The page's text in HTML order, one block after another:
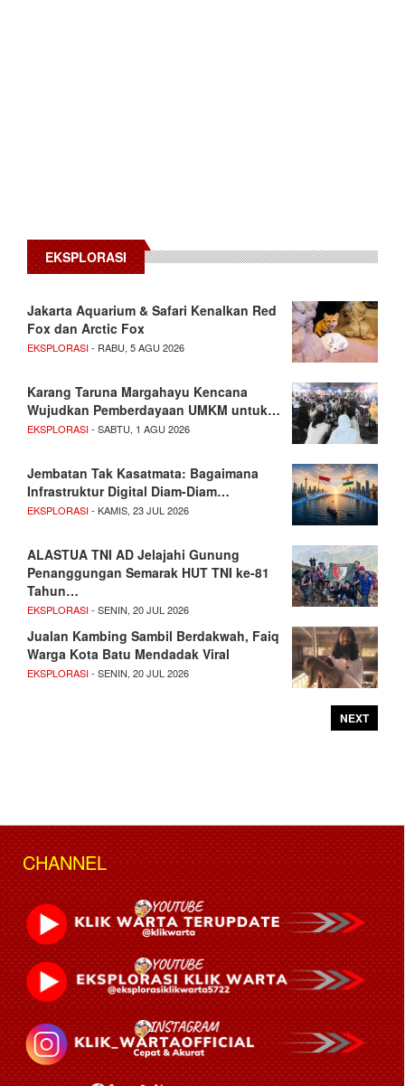
EKSPLORASI
Jakarta Aquarium & Safari Kenalkan Red
Fox dan Arctic Fox
EKSPLORASI- RABU, 5 AGU 2026
Karang Taruna Margahayu Kencana
Wujudkan Pemberdayaan UMKM untuk…
EKSPLORASI- SABTU, 1 AGU 2026
Jembatan Tak Kasatmata: Bagaimana
Infrastruktur Digital Diam-Diam…
EKSPLORASI- KAMIS, 23 JUL 2026
ALASTUA TNI AD Jelajahi Gunung
Penanggungan Semarak HUT TNI ke-81
Tahun…
EKSPLORASI- SENIN, 20 JUL 2026
Jualan Kambing Sambil Berdakwah, Faiq
Warga Kota Batu Mendadak Viral
EKSPLORASI- SENIN, 20 JUL 2026
NEXT
CHANNEL